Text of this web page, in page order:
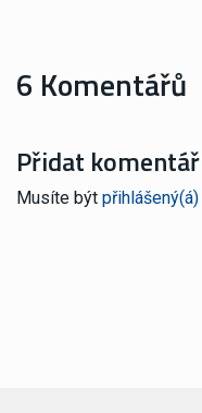
6 Komentářů
Přidat komentář
Musíte být přihlášený(á)